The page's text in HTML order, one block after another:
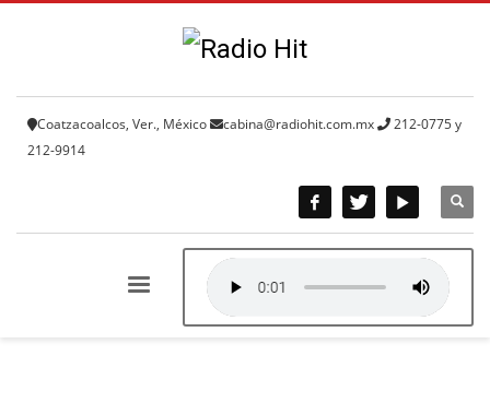
Coatzacoalcos, Ver., México cabina@radiohit.com.mx
212-0775 y
212-9914